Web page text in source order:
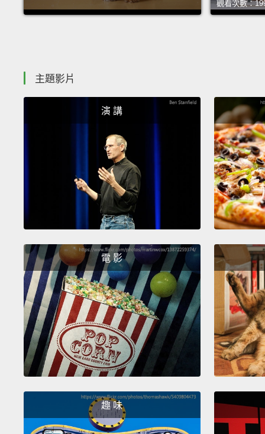
觀看次數：
主題影片
演 講
電 影
趣 味